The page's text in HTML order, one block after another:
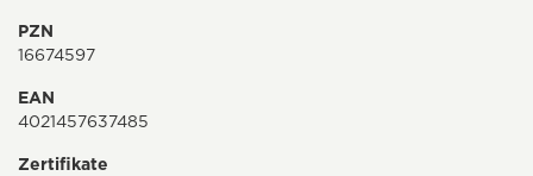
PZN
16674597
EAN
4021457637485
Zertifikate